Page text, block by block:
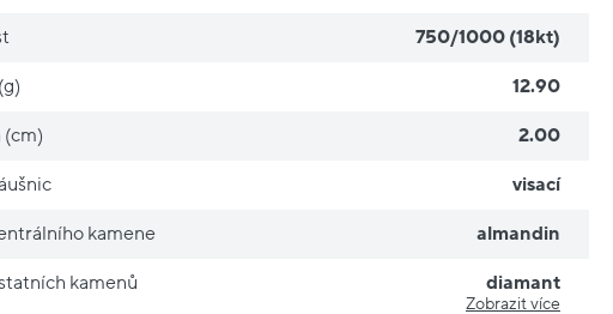
750/1000 (18kt)
12.90
(cm) 2.00
visací
kamene almandin
kamenů diamant
Zobrazit více